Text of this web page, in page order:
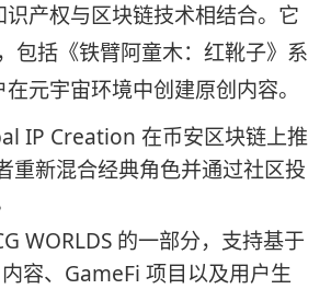
产权与区块链技术相结合。它
包括《铁臂阿童木：红靴子》系
元宇宙环境中创建原创内容。
IP Creation 在币安区块链上推
重新混合经典角色并通过社区投
WORLDS 的一部分，支持基于
容、GameFi 项目以及用户生